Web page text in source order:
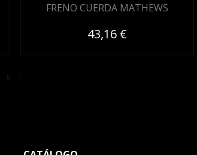
FRENO CUERDA MATHEWS
43,16 €